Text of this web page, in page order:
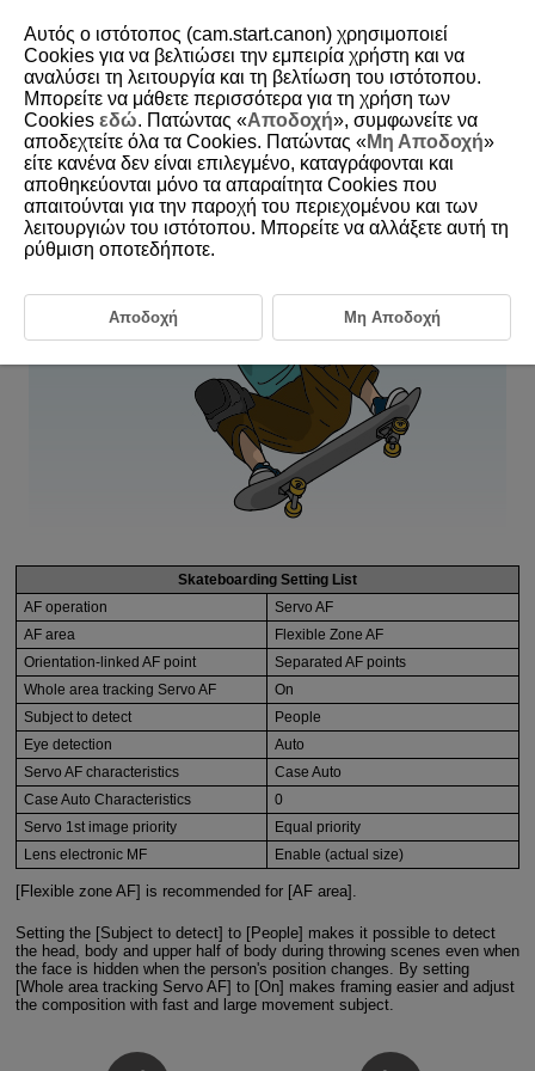
6-29 Skateboarding
This setting is perfect for photographing skateboarding, as subjects
often come out of nowhere, and their face is hidden when changing
positions.
Skateboarding Setting List
AF operation
Servo AF
AF area
Flexible Zone AF
Orientation-linked AF point
Separated AF points
Whole area tracking Servo AF
On
Subject to detect
People
Eye detection
Auto
Servo AF characteristics
Case Auto
Case Auto Characteristics
0
Servo 1st image priority
Equal priority
Lens electronic MF
Enable (actual size)
[Flexible zone AF] is recommended for [AF area].
Setting the [Subject to detect] to [People] makes it possible to detect
the head, body and upper half of body during throwing scenes even when
the face is hidden when the person's position changes. By setting
[Whole area tracking Servo AF] to [On] makes framing easier and adjust
the composition with fast and large movement subject.
Αυτός ο ιστότοπος (cam.start.canon) χρησιμοποιεί
Cookies για να βελτιώσει την εμπειρία χρήστη και να
αναλύσει τη λειτουργία και τη βελτίωση του ιστότοπου.
Μπορείτε να μάθετε περισσότερα για τη χρήση των
Cookies εδώ. Πατώντας «Αποδοχή», συμφωνείτε να
αποδεχτείτε όλα τα Cookies. Πατώντας «Μη Αποδοχή»
είτε κανένα δεν είναι επιλεγμένο, καταγράφονται και
αποθηκεύονται μόνο τα απαραίτητα Cookies που
απαιτούνται για την παροχή του περιεχομένου και των
λειτουργιών του ιστότοπου. Μπορείτε να αλλάξετε αυτή τη
ρύθμιση οποτεδήποτε.
Αποδοχή Μη Αποδοχή